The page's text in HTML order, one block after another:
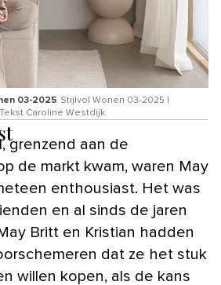
03-2025 Stijlvol Wonen 03-2025 |
Caroline Westdijk
de markt kwam, waren May
enthousiast. Het was
en al sinds de jaren
Britt en Kristian hadden
dat ze het stuk
willen kopen, als de kans